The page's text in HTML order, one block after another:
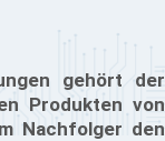
gehört der
Produkten von
Nachfolger den